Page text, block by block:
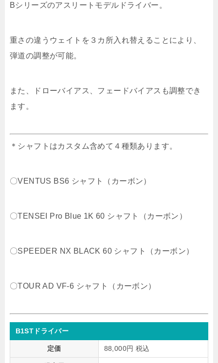
Bシリーズのアスリートモデルドライバー。
重さの違うウェイトを３カ所入れ替えることにより、
弾道の調整が可能。
また、ドローバイアス、フェードバイアスも調整でき
ます。
＊シャフトはカスタム含めて４種類あります。
〇VENTUS BS6 シャフト（カーボン）
〇TENSEI Pro Blue 1K 60 シャフト（カーボン）
〇SPEEDER NX BLACK 60 シャフト（カーボン）
〇TOUR AD VF-6 シャフト（カーボン）
B1STドライバー
定価 88,000円 税込